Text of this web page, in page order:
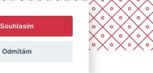
Souhlasím
Odmítám